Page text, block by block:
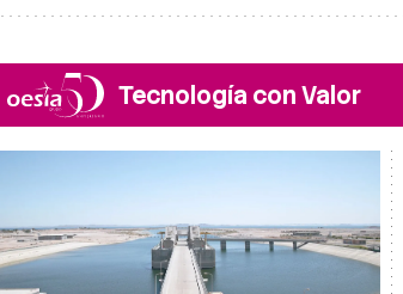
Tecnología con Valor